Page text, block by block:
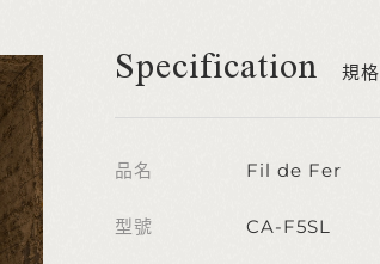
Specification 規
品名 Fil de Fer
型號 CA-F5SL